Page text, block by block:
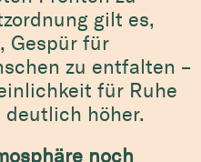
gilt es,
Gespür für
zu entfalten –
für Ruhe
deutlich höher.
noch